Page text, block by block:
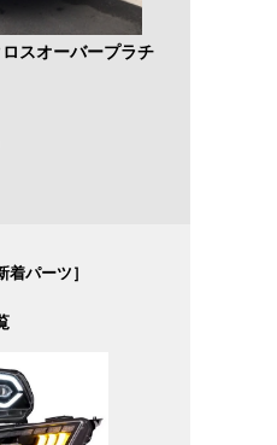
スオーバープラチ
着パーツ］